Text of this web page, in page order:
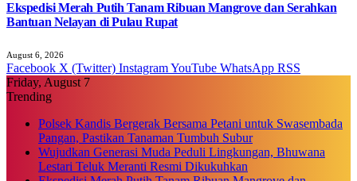
Ekspedisi Merah Putih Tanam Ribuan Mangrove dan Serahkan
Bantuan Nelayan di Pulau Rupat
August 6, 2026
Facebook X (Twitter) InstagramYouTube WhatsApp RSS
Friday, August 7
Trending
Polsek Kandis Bergerak Bersama Petani untuk Swasembada
Pangan, Pastikan Tanaman Tumbuh Subur
Wujudkan Generasi Muda Peduli Lingkungan, Bhuwana
Lestari Teluk Meranti Resmi Dikukuhkan